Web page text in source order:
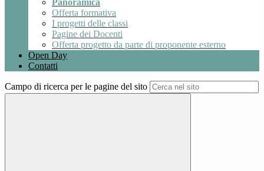
Panoramica
Offerta formativa
I progetti delle classi
Pagine dei Docenti
Offerta progetto da parte di proponente esterno
Open Day
Contatti
Campo di ricerca per le pagine del sito